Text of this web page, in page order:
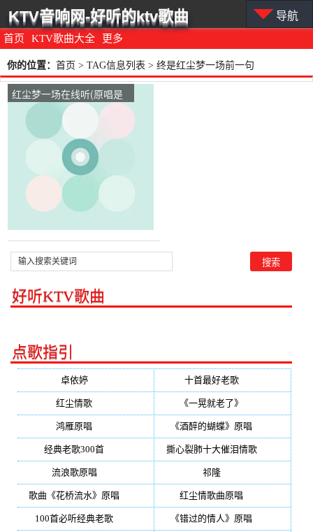
首页 KTV歌曲大全 更多
KTV音响网-好听的ktv歌曲 导航
你的位置： 首页 > TAG信息列表 > 终是红尘梦一场前一句
红尘梦一场在线听(原唱是
杨浩龙)，浅笑演唱点播:50
好听KTV歌曲
点歌指引
卓依婷(350) 十首最好老歌(300)
红尘情歌 《一晃就老了》
鸿雁原唱 《酒醉的蝴蝶》原唱
经典老歌300首 撕心裂肺十大催泪情歌(195)
流浪歌原唱 祁隆(188)
歌曲《花桥流水》原唱 红尘情歌曲原唱
100首必听经典老歌 《错过的情人》原唱